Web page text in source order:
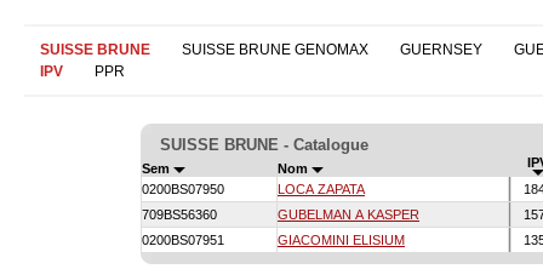
SUISSE BRUNE SUISSE BRUNE GENOMAX GUERNSEY
IPV
PPR
SUISSE BRUNE - Catalogue
Sem Nom
0200BS07950
LOCA ZAPATA
709BS56360
GUBELMAN A KASPER
0200BS07951
GIACOMINI ELISIUM